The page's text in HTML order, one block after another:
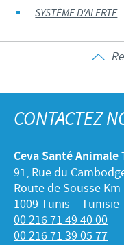
SYSTÈME D'ALERTE
CONTACTEZ
Ceva Santé Animale
91, Rue du
Route de Sousse Km
1009 Tunis – Tunisie
00 216 71 49 40 00
00 216 71 39 05 77